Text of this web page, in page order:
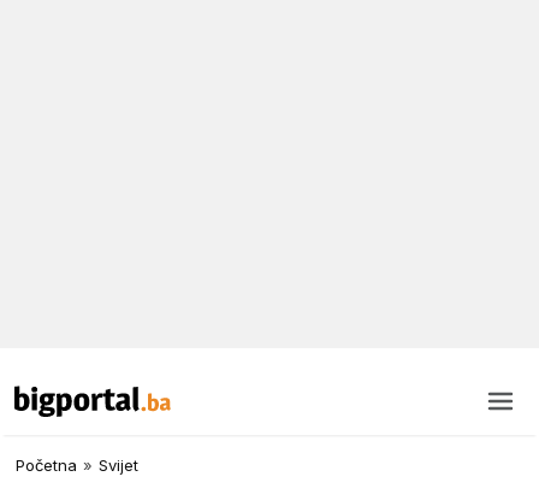
Početna » Svijet